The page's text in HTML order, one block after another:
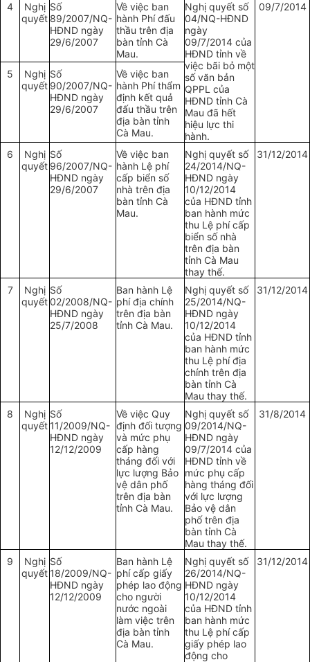
4
Nghị
quyết
Số
89/2007/NQ-
HĐND ngày
29/6/2007
Về việc ban
hành Phí đấu
thầu trên địa
bàn tỉnh Cà
Mau.
Nghị quyết số
04/NQ-HĐND
ngày
09/7/2014 của
HĐND tỉnh về
việc bãi bỏ một
số văn bản
QPPL của
HĐND tỉnh Cà
Mau đã hết
hiệu lực thi
hành.
09/7/2014
5
Nghị
quyết
Số
90/2007/NQ-
HĐND ngày
29/6/2007
Về việc ban
hành Phí thẩm
định kết quả
đấu thầu trên
địa bàn tỉnh
Cà Mau.
6
Nghị
quyết
Số
96/2007/NQ-
HĐND ngày
29/6/2007
Về việc ban
hành Lệ phí
cấp biển số
nhà trên địa
bàn tỉnh Cà
Mau.
Nghị quyết số
24/2014/NQ-
HĐND ngày
10/12/2014
của HĐND tỉnh
ban hành mức
thu Lệ phí cấp
biển số nhà
trên địa bàn
tỉnh Cà Mau
thay thế.
31/12/2014
7
Nghị
quyết
Số
02/2008/NQ-
HĐND ngày
25/7/2008
Ban hành Lệ
phí địa chính
trên địa bàn
tỉnh Cà Mau.
Nghị quyết số
25/2014/NQ-
HĐND ngày
10/12/2014
của HĐND tỉnh
ban hành mức
thu Lệ phí địa
chính trên địa
bàn tỉnh Cà
Mau thay thế.
31/12/2014
8
Nghị
quyết
Số
11/2009/NQ-
HĐND ngày
12/12/2009
Về việc Quy
định đối tượng
và mức phụ
cấp hàng
tháng đối với
lực lượng Bảo
vệ dân phố
trên địa bàn
tỉnh Cà Mau.
Nghị quyết số
09/2014/NQ-
HĐND ngày
09/7/2014 của
HĐND tỉnh về
mức phụ cấp
hàng tháng đối
với lực lượng
Bảo vệ dân
phố trên địa
bàn tỉnh Cà
Mau thay thế.
31/8/2014
9
Nghị
quyết
Số
18/2009/NQ-
HĐND ngày
12/12/2009
Ban hành Lệ
phí cấp giấy
phép lao động
cho người
nước ngoài
làm việc trên
địa bàn tỉnh
Cà Mau.
Nghị quyết số
26/2014/NQ-
HĐND ngày
10/12/2014
của HĐND tỉnh
ban hành mức
thu Lệ phí cấp
giấy phép lao
động cho
31/12/2014